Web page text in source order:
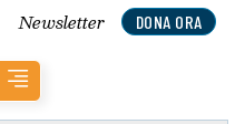
DONA ORA
Newsletter